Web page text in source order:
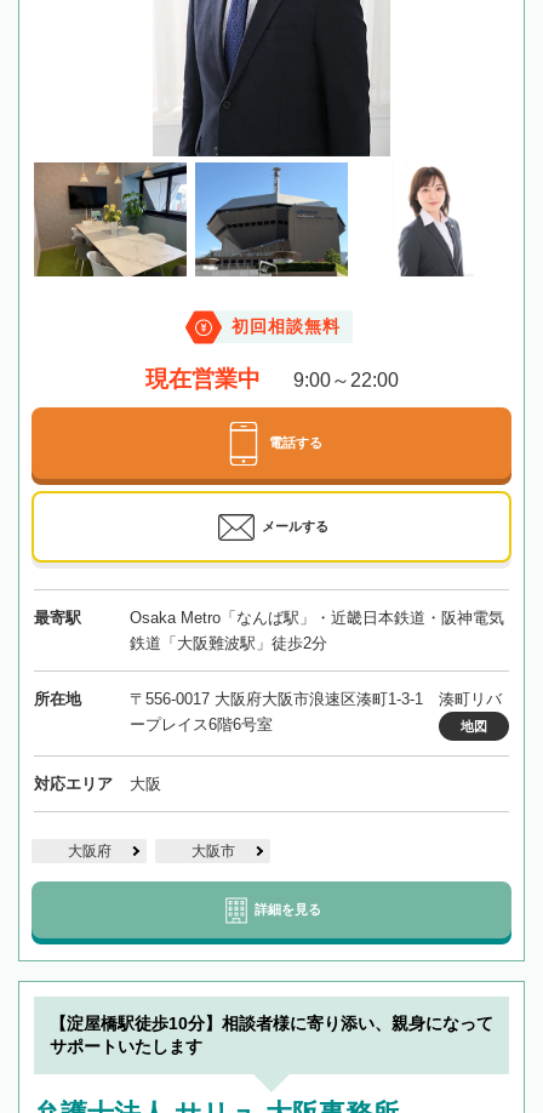
初回相談無料
現在営業中 9:00～22:00
電話する
メールする
最寄駅
Osaka Metro「なんば駅」・近畿日本鉄道・阪神電気
鉄道「大阪難波駅」徒歩2分
所在地
〒556-0017 大阪府大阪市浪速区湊町1-3-1 湊町リバ
ープレイス6階6号室
地図
対応エリア 大阪
大阪府 大阪市
詳細を見る
【淀屋橋駅徒歩10分】相談者様に寄り添い、親身になって
サポートいたします